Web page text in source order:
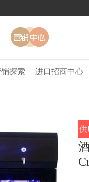
探索 进口招商中心
供